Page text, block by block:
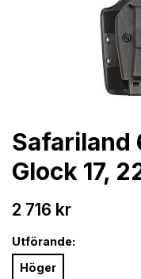
Safariland
Glock 17,
2 716 kr
Utförande:
Höger